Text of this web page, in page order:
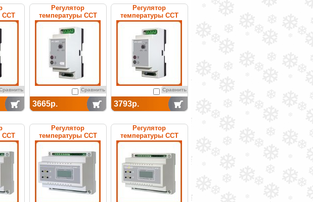
ССТ
Регулятор
температуры ССТ
РТ-300 электронный
Сравнить
3665р.
Регулятор
температуры ССТ
РТ-330 (с датчиком ДТ)
электронный
Сравнить
3793р.
ССТ
Регулятор
температуры ССТ
РТ-260 электронный
Регулятор
температуры ССТ
РТ-200 электронный